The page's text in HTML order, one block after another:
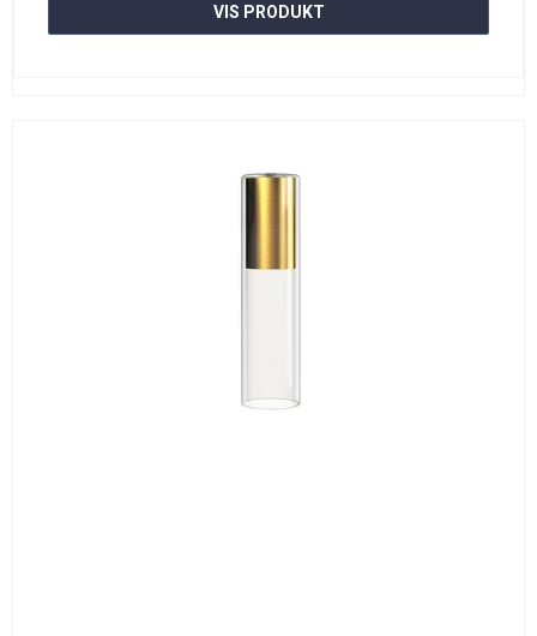
VIS PRODUKT